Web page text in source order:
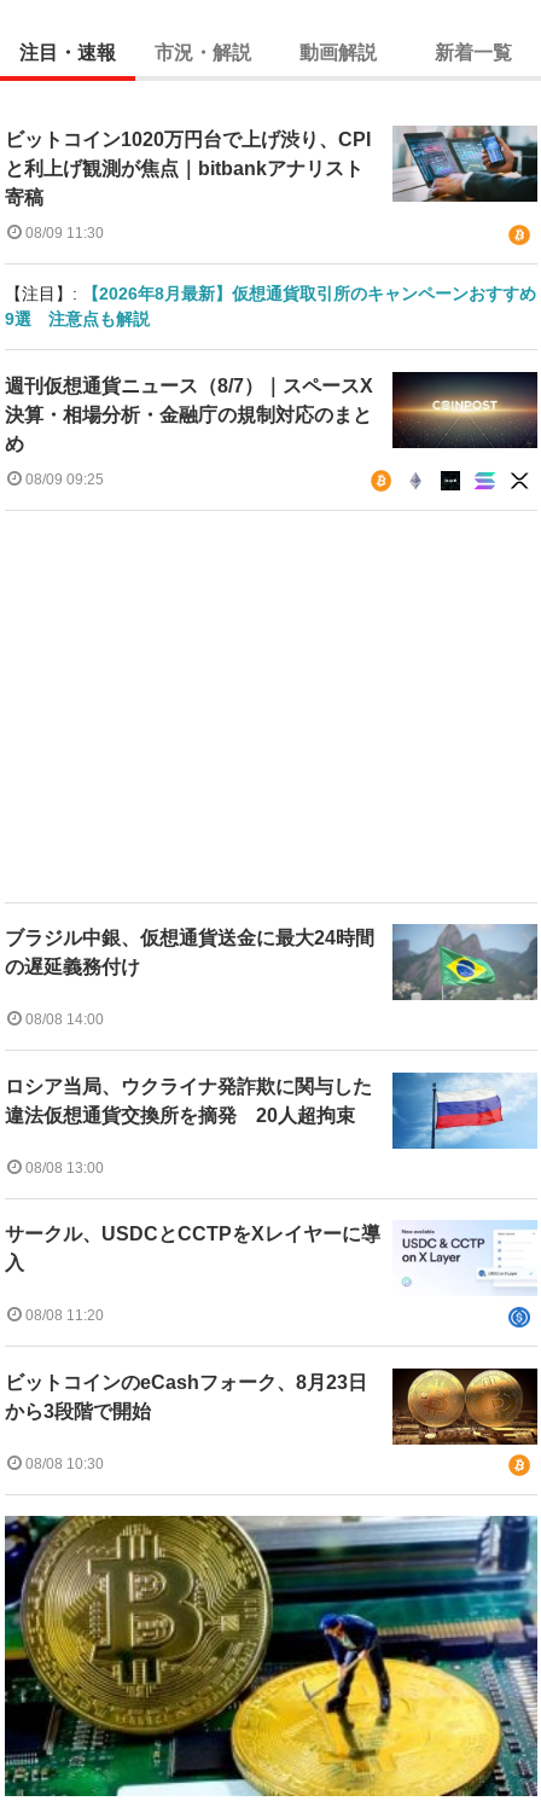
注目・速報 市況・解説 動画解説 新着一覧
ビットコイン1020万円台で上げ渋り、CPI
と利上げ観測が焦点｜bitbankアナリスト
寄稿
08/09 11:30
【注目】:
【2026年8月最新】仮想通貨取引所のキャンペーンおすすめ
9選 注意点も解説
週刊仮想通貨ニュース（8/7）｜スペースX
決算・相場分析・金融庁の規制対応のまと
め
08/09 09:25
ブラジル中銀、仮想通貨送金に最大24時間
の遅延義務付け
08/08 14:00
ロシア当局、ウクライナ発詐欺に関与した
違法仮想通貨交換所を摘発 20人超拘束
08/08 13:00
サークル、USDCとCCTPをXレイヤーに導
入
08/08 11:20
ビットコインのeCashフォーク、8月23日
から3段階で開始
08/08 10:30